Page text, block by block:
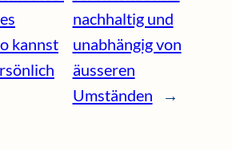
kannst
nachhaltig und
unabhängig von
äusseren
Umständen
→